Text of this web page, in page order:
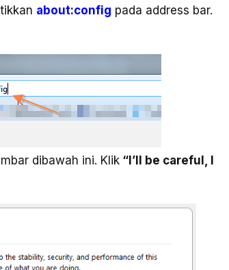
about:config pada address bar.
dibawah ini. Klik “I’ll be careful, I